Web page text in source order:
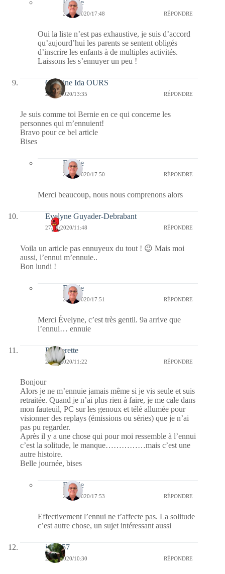
Bernie
27/01/2020/17:48 RÉPONDRE
Oui la liste n’est pas exhaustive, je suis d’accord
qu’aujourd’hui les parents se sentent obligés
d’inscrire les enfants à de multiples activités.
Laissons les s’ennuyer un peu !
Caroline Ida OURS
27/01/2020/13:35 RÉPONDRE
Je suis comme toi Bernie en ce qui concerne les
personnes qui m’ennuient!
Bravo pour ce bel article
Bises
Bernie
27/01/2020/17:50 RÉPONDRE
Merci beaucoup, nous nous comprenons alors
Evelyne Guyader-Debrabant
27/01/2020/11:48 RÉPONDRE
Voila un article pas ennuyeux du tout ! 😉 Mais moi
aussi, l’ennui m’ennuie..
Bon lundi !
Bernie
27/01/2020/17:51 RÉPONDRE
Merci Évelyne, c’est très gentil. 9a arrive que
l’ennui… ennuie
Paquerette
27/01/2020/11:22 RÉPONDRE
Bonjour
Alors je ne m’ennuie jamais même si je vis seule et suis
retraitée. Quand je n’ai plus rien à faire, je me cale dans
mon fauteuil, PC sur les genoux et télé allumée pour
visionner des replays (émissions ou séries) que je n’ai
pas pu regarder.
Après il y a une chose qui pour moi ressemble à l’ennui
c’est la solitude, le manque……………mais c’est une
autre histoire.
Belle journée, bises
Bernie
27/01/2020/17:53 RÉPONDRE
Effectivement l’ennui ne t’affecte pas. La solitude
c’est autre chose, un sujet intéressant aussi
jazzy57
27/01/2020/10:30 RÉPONDRE